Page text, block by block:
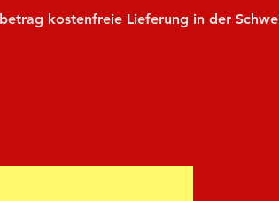
kostenfreie Lieferung in der